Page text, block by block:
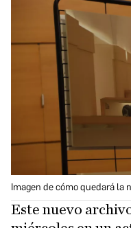
Imagen de cómo quedará la
Este nuevo